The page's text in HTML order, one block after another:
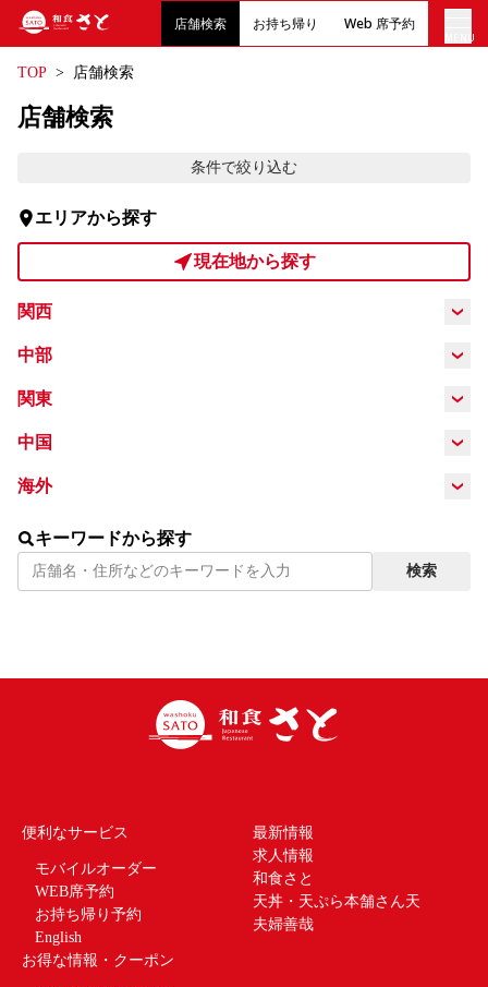
店舗検索 お持ち帰り Web 席予約
MENU
店内メニュー
クーポン
English
LANGUAGE
TOP 店舗検索
店舗検索
条件で絞り込む
エリアから探す
現在地から探す
関西
大阪府
和歌山県
中部
愛知県
関東
東京都
茨城県
中国
岡山県
海外
タイ
インドネ
シア
キーワードから探す
検索
便利なサービス
モバイルオーダー
WEB席予約
お持ち帰り予約
English
お得な情報・クーポン
最新情報
求人情報
和食さと
天丼・天ぷら本舗さん天
夫婦善哉